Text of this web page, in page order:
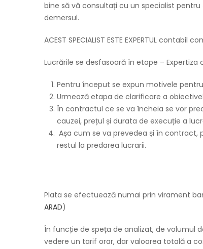
bine să vă consultați cu un specialist
demersul.
ACEST SPECIALIST ESTE EXPERTUL
Lucrările se desfasoară în etape – Expertiza
Pentru început se expun motivele
Urmează etapa de clarificare a
În contractul ce se va încheia se vor
cauzei, prețul și durata de execuție a
Așa cum se va prevedea și în contract,
restul la predarea lucrarii.
Plata se efectuează numai prin virament
ARAD)
În funcție de speța de analizat, de volumul
vedere un tarif orar, dar valoarea totală a